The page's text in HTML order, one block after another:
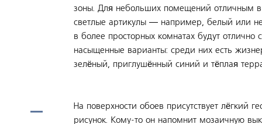
зоны. Для небольших помещений отличным
светлые артикулы — например, белый или
в более просторных комнатах будут отлично
насыщенные варианты: среди них есть
зелёный, приглушённый синий и тёплая
На поверхности обоев присутствует лёгкий
рисунок. Кому-то он напомнит мозаичную